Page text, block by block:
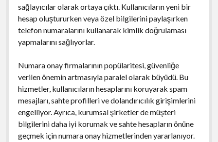
sağlayıcılar olarak ortaya çıktı. Kullanıcıların yeni bir
hesap oluştururken veya özel bilgilerini paylaşırken
telefon numaralarını kullanarak kimlik doğrulaması
yapmalarını sağlıyorlar.
Numara onay firmalarının popülaritesi, güvenliğe
verilen önemin artmasıyla paralel olarak büyüdü. Bu
hizmetler, kullanıcıların hesaplarını koruyarak spam
mesajları, sahte profilleri ve dolandırıcılık girişimlerini
engelliyor. Ayrıca, kurumsal şirketler de müşteri
bilgilerini daha iyi korumak ve sahte hesapların önüne
geçmek için numara onay hizmetlerinden yararlanıyor.